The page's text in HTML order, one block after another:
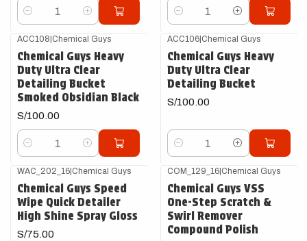
Cantidad Cantidad
ACC108|Chemical Guys
Chemical Guys Heavy
Duty Ultra Clear
Detailing Bucket
Smoked Obsidian Black
S/100.00
Cantidad
ACC106|Chemical Guys
Chemical Guys Heavy
Duty Ultra Clear
Detailing Bucket
S/100.00
Cantidad
WAC_202_16|Chemical Guys
Chemical Guys Speed
Wipe Quick Detailer
High Shine Spray Gloss
S/75.00
COM_129_16|Chemical Guys
Chemical Guys VSS
One-Step Scratch &
Swirl Remover
Compound Polish